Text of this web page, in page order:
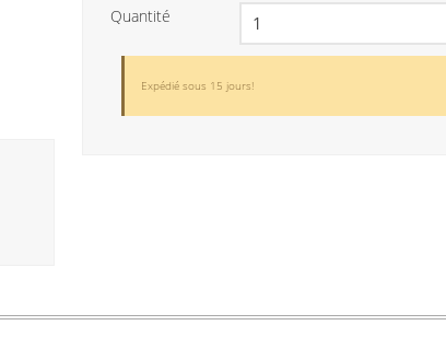
Quantité
Expédié sous 15 jours!